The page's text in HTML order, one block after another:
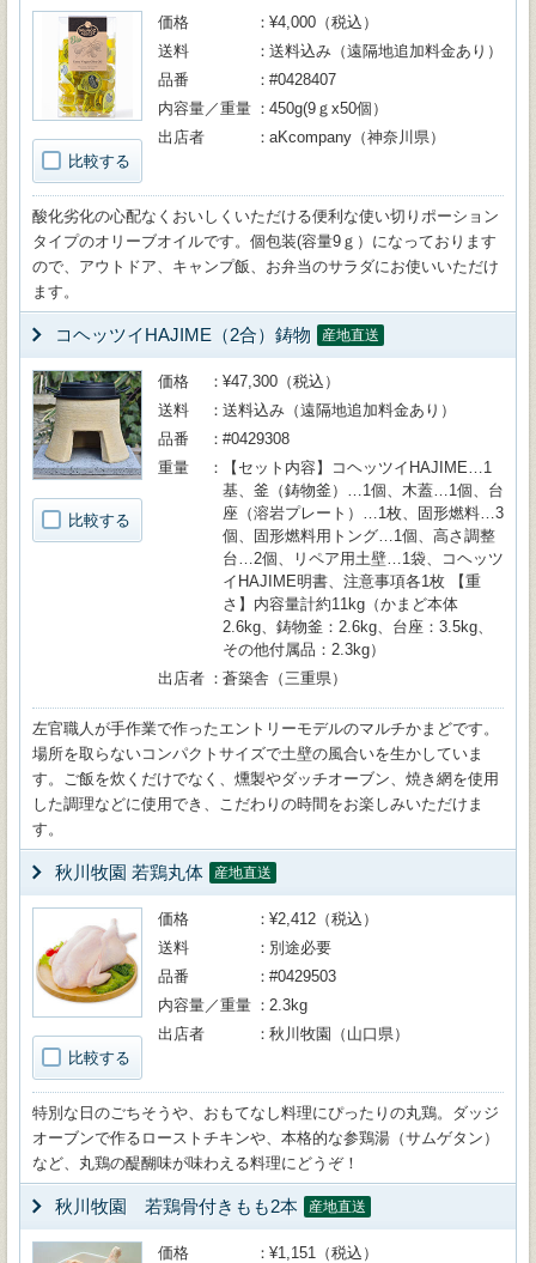
比較する
価格
¥4,000（税込）
送料
送料込み（遠隔地追加料金あり）
品番
#0428407
内容量／重量
450g(9ｇx50個）
出店者
aKcompany（神奈川県）
酸化劣化の心配なくおいしくいただける便利な使い切りポーション
タイプのオリーブオイルです。個包装(容量9ｇ）になっております
ので、アウトドア、キャンプ飯、お弁当のサラダにお使いいただけ
ます。
コヘッツイHAJIME（2合）鋳物 産地直送
比較する
価格
¥47,300（税込）
送料
送料込み（遠隔地追加料金あり）
品番
#0429308
重量
【セット内容】コヘッツイHAJIME…1
基、釜（鋳物釜）…1個、木蓋…1個、台
座（溶岩プレート）…1枚、固形燃料…3
個、固形燃料用トング…1個、高さ調整
台…2個、リペア用土壁…1袋、コヘッツ
イHAJIME明書、注意事項各1枚 【重
さ】内容量計約11kg（かまど本体
2.6kg、鋳物釜：2.6kg、台座：3.5kg、
その他付属品：2.3kg）
出店者
蒼築舎（三重県）
左官職人が手作業で作ったエントリーモデルのマルチかまどです。
場所を取らないコンパクトサイズで土壁の風合いを生かしていま
す。ご飯を炊くだけでなく、燻製やダッチオーブン、焼き網を使用
した調理などに使用でき、こだわりの時間をお楽しみいただけま
す。
秋川牧園 若鶏丸体 産地直送
比較する
価格
¥2,412（税込）
送料
別途必要
品番
#0429503
内容量／重量
2.3kg
出店者
秋川牧園（山口県）
特別な日のごちそうや、おもてなし料理にぴったりの丸鶏。ダッジ
オーブンで作るローストチキンや、本格的な参鶏湯（サムゲタン）
など、丸鶏の醍醐味が味わえる料理にどうぞ！
秋川牧園 若鶏骨付きもも2本 産地直送
価格
¥1,151（税込）